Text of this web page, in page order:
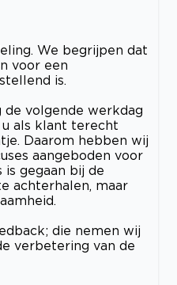
We begrijpen dat
voor een
is.
volgende werkdag
als klant terecht
Daarom hebben wij
aangeboden voor
gegaan bij de
achterhalen, maar
die nemen wij
verbetering van de